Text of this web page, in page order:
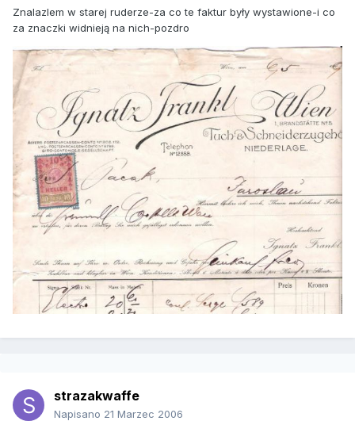
Znalazlem w starej ruderze-za co te faktur były wystawione-i co
za znaczki widnieją na nich-pozdro
strazakwaffe
Napisano 21 Marzec 2006